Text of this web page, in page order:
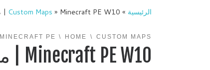
الرئيسية »
Custom Maps » Minecraft PE W10 | مابات المشتركين #28 نتعلم الابداع اقوى جيش !!
CUSTOM MAPS
HOME
MINECRAFT PE